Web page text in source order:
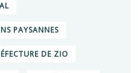
PAYSANNES
DE ZIO